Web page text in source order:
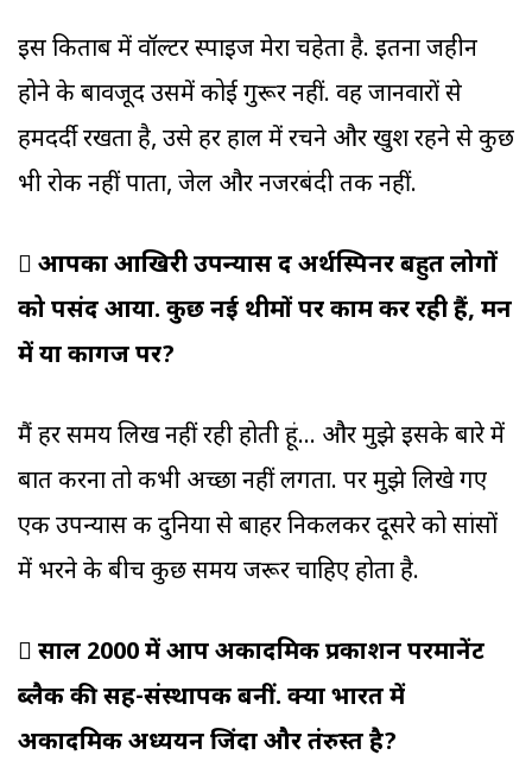
इस किताब में वॉल्टर स्पाइज मेरा चहेता है. इतना जहीन
होने के बावजूद उसमें कोई गुरूर नहीं. वह जानवारों से
हमदर्दी रखता है, उसे हर हाल में रचने और खुश रहने से कुछ
भी रोक नहीं पाता, जेल और नजरबंदी तक नहीं.
 आपका आखिरी उपन्यास द अर्थस्पिनर बहुत लोगों
को पसंद आया. कुछ नई थीमों पर काम कर रही हैं, मन
में या कागज पर?
मैं हर समय लिख नहीं रही होती हूं... और मुझे इसके बारे में
बात करना तो कभी अच्छा नहीं लगता. पर मुझे लिखे गए
एक उपन्यास की दुनिया से बाहर निकलकर दूसरे को सांसों
में भरने के बीच कुछ समय जरूर चाहिए होता है.
 साल 2000 में आप अकादमिक प्रकाशन परमानेंट
ब्लैक की सह-संस्थापक बनीं. क्या भारत में
अकादमिक अध्ययन जिंदा और तंदुरुस्त है?